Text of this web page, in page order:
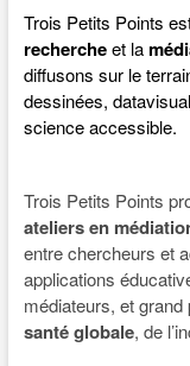
Trois Petits Points
rechercheet la
diffusons sur le
dessinées,
science accessible.
Trois Petits Points
ateliers en
entre chercheurs et
applications
médiateurs, et
santé globale, de